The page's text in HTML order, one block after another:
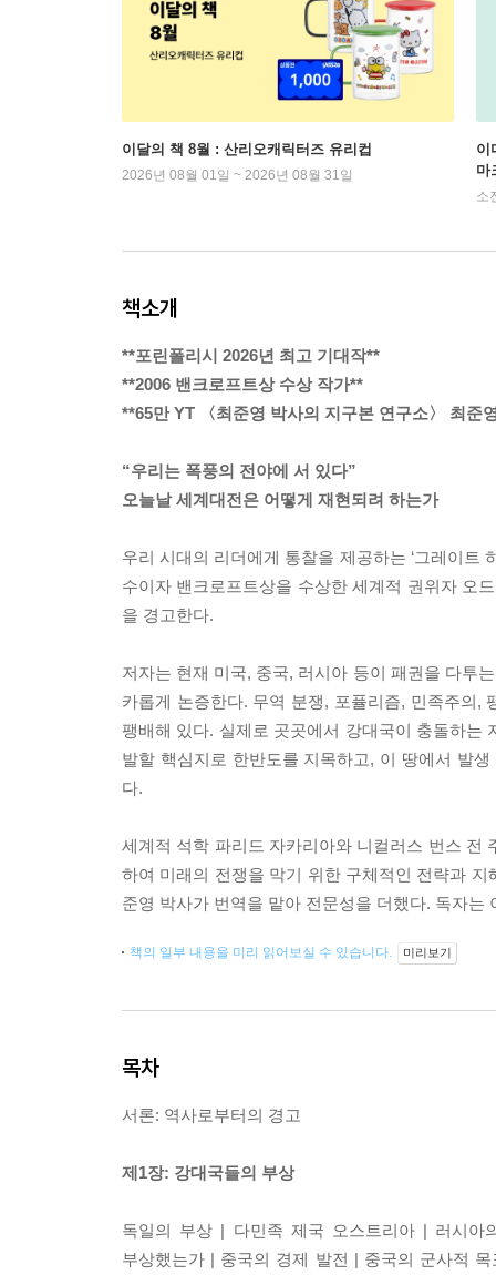
이달의 책 8월 : 산리오캐릭터즈 유리컵
2026년 08월 01일 ~ 2026년 08월 31일
이
마
소
책소개
**포린폴리시 2026년 최고 기대작**
**2006 밴크로프트상 수상 작가**
**65만 YT 〈최준영 박사의 지구본 연구소〉 최준
“우리는 폭풍의 전야에 서 있다”
오늘날 세계대전은 어떻게 재현되려 하는가
우리 시대의 리더에게 통찰을 제공하는 ‘그레이트
수이자 밴크로프트상을 수상한 세계적 권위자 오
을 경고한다.
저자는 현재 미국, 중국, 러시아 등이 패권을 다투
카롭게 논증한다. 무역 분쟁, 포퓰리즘, 민족주의,
팽배해 있다. 실제로 곳곳에서 강대국이 충돌하는
발할 핵심지로 한반도를 지목하고, 이 땅에서 발
다.
세계적 석학 파리드 자카리아와 니컬러스 번스 전
하여 미래의 전쟁을 막기 위한 구체적인 전략과
준영 박사가 번역을 맡아 전문성을 더했다. 독자
책의 일부 내용을 미리 읽어보실 수 있습니다. 미리보기
목차
서론: 역사로부터의 경고
제1장: 강대국들의 부상
독일의 부상 | 다민족 제국 오스트리아 | 러시
부상했는가 | 중국의 경제 발전 | 중국의 군사적